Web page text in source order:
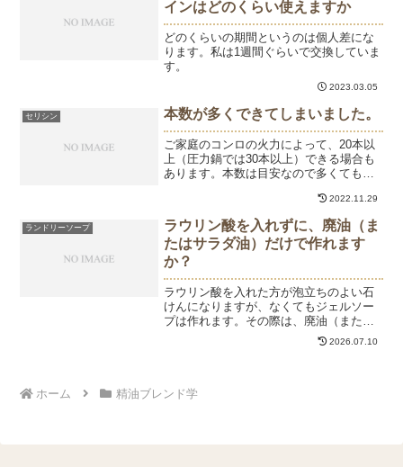
インはどのくらい使えますか
どのくらいの期間というのは個人差にな
ります。私は1週間ぐらいで交換していま
す。
2023.03.05
セリシン 本数が多くできてしまいました。
ご家庭のコンロの火力によって、20本以
上（圧力鍋では30本以上）できる場合も
あります。本数は目安なので多くても少
2022.11.29
ランドリーソープ
ラウリン酸を入れずに、廃油（ま
たはサラダ油）だけで作れます
か？
ラウリン酸を入れた方が泡立ちのよい石
けんになりますが、なくてもジェルソー
プは作れます。その際は、廃油（または
サラダ油）を400ｇでお作りください。
2026.07.10
ホーム 精油ブレンド学